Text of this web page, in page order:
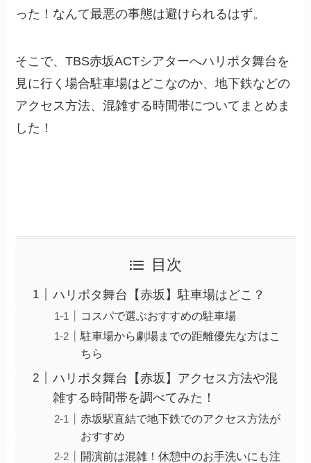
った！なんて最悪の事態は避けられるはず。
そこで、TBS赤坂ACTシアターへハリポタ舞台を
見に行く場合駐車場はどこなのか、地下鉄などの
アクセス方法、混雑する時間帯についてまとめま
した！
目次
ハリポタ舞台【赤坂】駐車場はどこ？
コスパで選ぶおすすめの駐車場
駐車場から劇場までの距離優先な方はこ
ちら
ハリポタ舞台【赤坂】アクセス方法や混
雑する時間帯を調べてみた！
赤坂駅直結で地下鉄でのアクセス方法が
おすすめ
開演前は混雑！休憩中のお手洗いにも注